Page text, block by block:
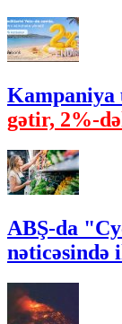
Kampaniya
gətir, 2%-
ABŞ-da
nəticəsində